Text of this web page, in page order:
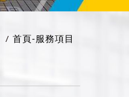
首頁-服務項目